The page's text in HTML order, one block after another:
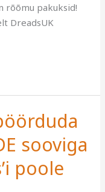
rõõmu pakuksid!
DreadsUK
sooviga
poole